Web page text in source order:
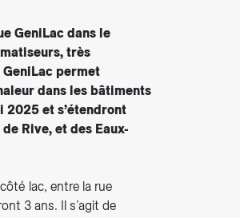
GeniLac dans le
très
permet
dans les bâtiments
2025 et s’étendront
Rive, et des Eaux-
lac, entre la rue
3 ans. Il s’agit de